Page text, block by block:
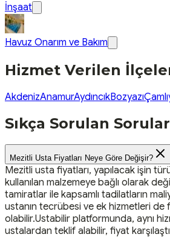
İnşaat
Havuz Onarım ve Bakım
Hizmet Verilen
AkdenizAnamurAydıncıkBozyazı
Sıkça Sorulan Sorular
Mezitli Usta Fiyatları Neye Göre Değişir?
Mezitli usta fiyatları, yapılacak işin
kullanılan malzemeye bağlı olarak
tamiratlar ile kapsamlı tadilatların
ustanın tecrübesi ve ek hizmetleri de
olabilir.Ustabilir platformunda, aynı
ustalardan teklif alabilir, fiyat